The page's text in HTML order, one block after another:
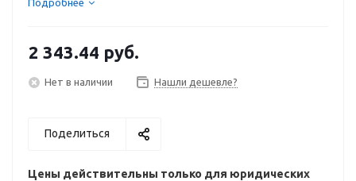
Подробнее
2 343.44 руб.
Нет в наличии Нашли дешевле?
Поделиться
Цены действительны только для юридических